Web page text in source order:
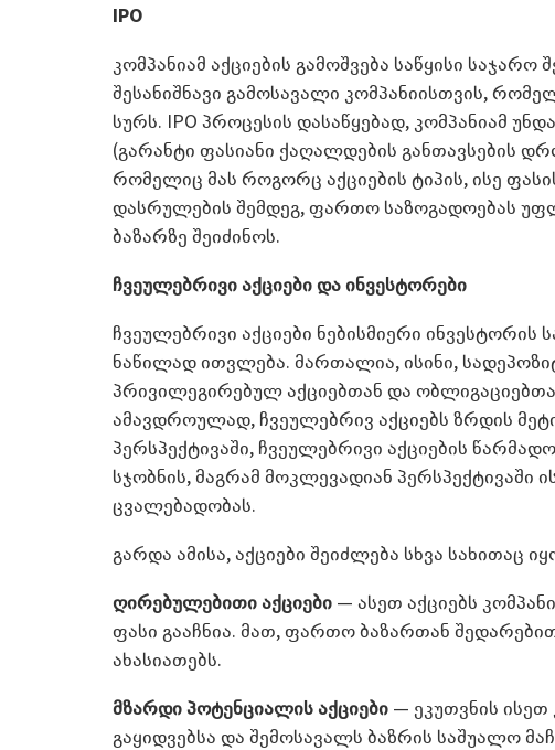
IPO
კომპანიამ აქციების გამოშვება საწყისი
შესანიშნავი გამოსავალი კომპანიისთვის,
სურს. IPO პროცესის დასაწყებად, კომპანიამ
(გარანტი ფასიანი ქაღალდების განთავსების
რომელიც მას როგორც აქციების ტიპის, ისე
დასრულების შემდეგ, ფართო საზოგადოებას
ბაზარზე შეიძინოს.
ჩვეულებრივი აქციები და ინვესტორები
ჩვეულებრივი აქციები ნებისმიერი
ნაწილად ითვლება. მართალია, ისინი,
პრივილეგირებულ აქციებთან და
ამავდროულად, ჩვეულებრივ აქციებს ზრდის
პერსპექტივაში, ჩვეულებრივი აქციების
სჯობნის, მაგრამ მოკლევადიან პერსპექტივაში
ცვალებადობას.
გარდა ამისა, აქციები შეიძლება სხვა სახითაც
ღირებულებითი აქციები — ასეთ აქციებს
ფასი გააჩნია. მათ, ფართო ბაზართან
ახასიათებს.
მზარდი პოტენციალის აქციები — ეკუთვნის
გაყიდვებსა და შემოსავალს ბაზრის საშუალო